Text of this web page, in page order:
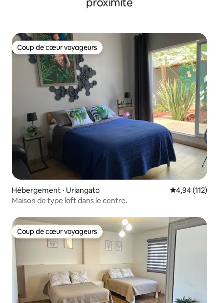
Coup de cœur voyageurs
Coup de cœur voyageurs
Hébergement ⋅ Uriangato Évaluation
4,94 (112)
Maison de type loft dans le centre.
Coup de cœur voyageurs
Coup de cœur voyageurs